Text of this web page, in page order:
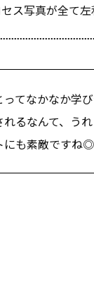
ス写真が全て
てなかなか学
るなんて、う
にも素敵ですね◎